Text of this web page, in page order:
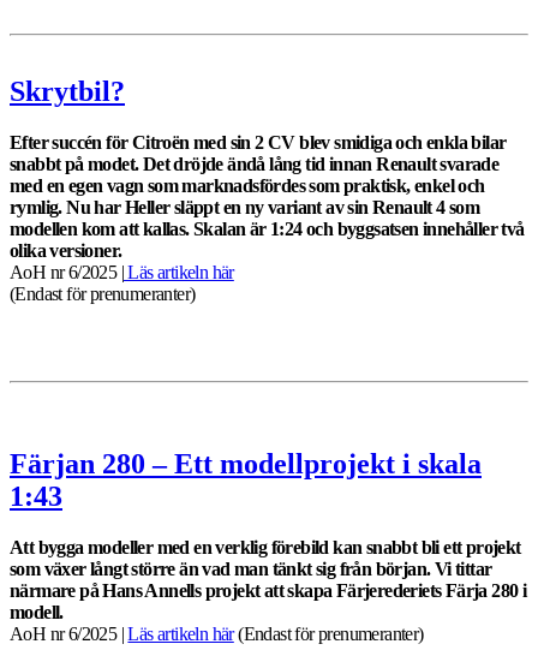
Skrytbil?
Efter succén för Citroën med sin 2 CV blev smidiga och enkla bilar
snabbt på modet. Det dröjde ändå lång tid innan Renault svarade
med en egen vagn som marknadsfördes som praktisk, enkel och
rymlig. Nu har Heller släppt en ny variant av sin Renault 4 som
modellen kom att kallas. Skalan är 1:24 och byggsatsen innehåller två
olika versioner.
AoH nr 6/2025 |Läs artikeln här
(Endast för prenumeranter)
Färjan 280 – Ett modellprojekt i skala
1:43
Att bygga modeller med en verklig förebild kan snabbt bli ett projekt
som växer långt större än vad man tänkt sig från början. Vi tittar
närmare på Hans Annells projekt att skapa Färjerederiets Färja 280 i
modell.
AoH nr 6/2025 |Läs artikeln här(Endast för prenumeranter)